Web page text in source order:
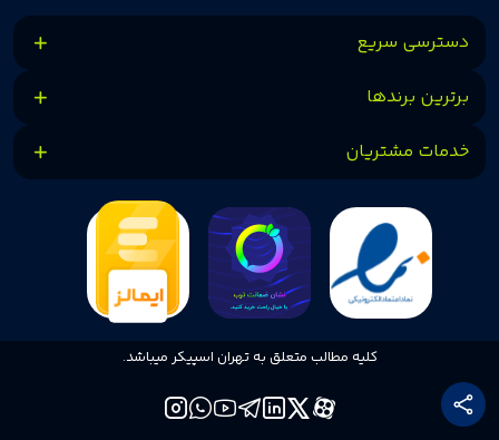
دسترسی سریع
برترین برندها
خدمات مشتریان
کلیه مطالب متعلق به تهران اسپیکر میباشد.